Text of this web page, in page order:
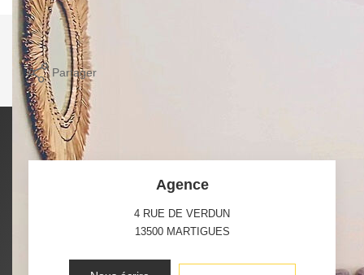
Partager
Agence
4 RUE DE VERDUN
13500 MARTIGUES